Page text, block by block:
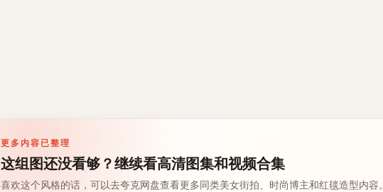
更多内容已整理
这组图还没看够？继续看高清图集和视频合集
喜欢这个风格的话，可以去夸克网盘查看更多同类美女街拍、时尚博主和红毯造型内容。